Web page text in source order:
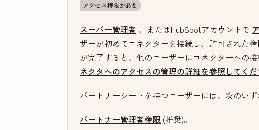
アクセス権限が必要
スーパー管理者 、またはHubSpotアカウントで
ザーが初めてコネクターを接続し、許可された
が完了すると、他のユーザーにコネクターへの
ネクタへのアクセスの管理の詳細を参照してく
パートナーシートを持つユーザーには、次のい
パートナー管理者権限 (推奨)。